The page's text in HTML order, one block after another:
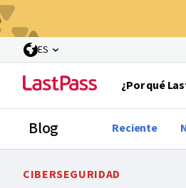
ES
¿Por qué
Blog Reciente
CIBERSEGURIDAD